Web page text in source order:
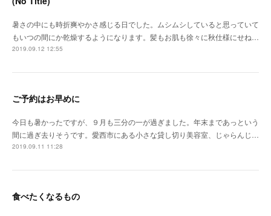
暑さの中にも時折爽やかさ感じる日でした。ムシムシしていると思っていて
もいつの間にか乾燥するようになります。髪もお肌も徐々に秋仕様にせね…
2019.09.12 12:55
ご予約はお早めに
今日も暑かったですが、９月も三分の一が過ぎました。年末まであっという
間に過ぎ去りそうです。愛西市にある小さな貸し切り美容室、じゃらんじ…
2019.09.11 11:28
食べたくなるもの